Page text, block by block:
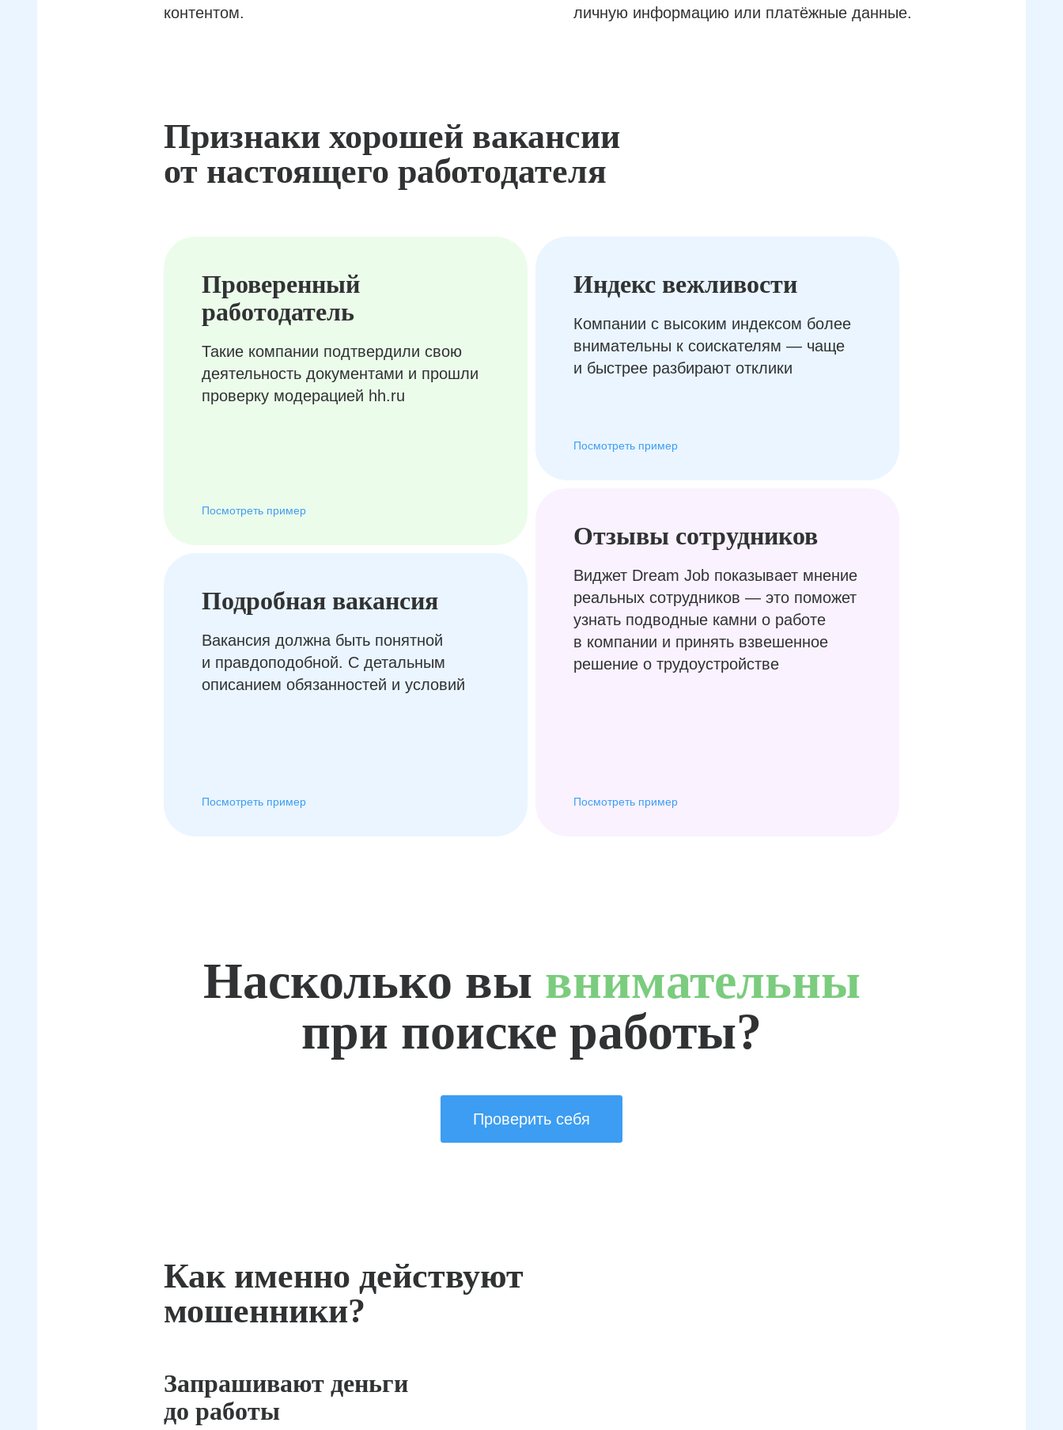
контентом.
личную информацию или платёжные данные.
Признаки хорошей вакансии
от настоящего работодателя
Проверенный
работодатель
Такие компании подтвердили свою
деятельность документами и прошли
проверку модерацией hh.ru
Посмотреть пример
Подробная вакансия
Вакансия должна быть понятной
и правдоподобной. С детальным
описанием обязанностей и условий
Посмотреть пример
Отзывы сотрудников
Виджет Dream Job показывает мнение
реальных сотрудников — это поможет
узнать подводные камни о работе
в компании и принять взвешенное
решение о трудоустройстве
Посмотреть пример
Индекс вежливости
Компании с высоким индексом более
внимательны к соискателям — чаще
и быстрее разбирают отклики
Посмотреть пример
Насколько вы внимательны
при поиске работы?
Проверить себя
Как именно действуют
мошенники?
Запрашивают деньги
до работы